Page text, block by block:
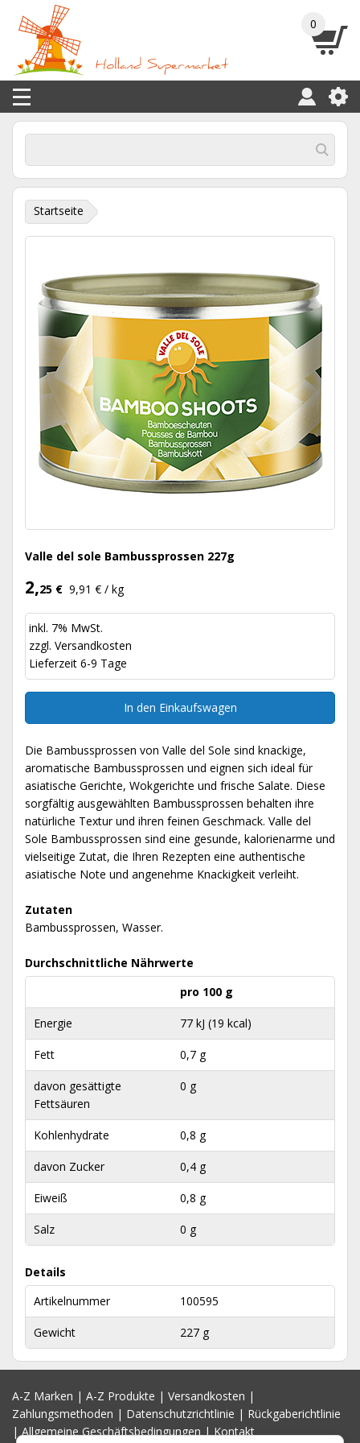
0
Startseite
Valle del sole Bambussprossen 227g
2,25 € 9,91 € / kg
inkl. 7% MwSt.
zzgl. Versandkosten
Lieferzeit 6-9 Tage
In den Einkaufswagen
Die Bambussprossen von Valle del Sole sind knackige,
aromatische Bambussprossen und eignen sich ideal für
asiatische Gerichte, Wokgerichte und frische Salate. Diese
sorgfältig ausgewählten Bambussprossen behalten ihre
natürliche Textur und ihren feinen Geschmack. Valle del
Sole Bambussprossen sind eine gesunde, kalorienarme und
vielseitige Zutat, die Ihren Rezepten eine authentische
asiatische Note und angenehme Knackigkeit verleiht.
Zutaten
Bambussprossen, Wasser.
Durchschnittliche Nährwerte
pro 100 g
Energie 77 kJ (19 kcal)
Fett 0,7 g
davon gesättigte
Fettsäuren
0 g
Kohlenhydrate 0,8 g
davon Zucker 0,4 g
Eiweiß 0,8 g
Salz 0 g
Details
Artikelnummer
100595
Gewicht 227 g
A-Z Marken | A-Z Produkte | Versandkosten |
Zahlungsmethoden | Datenschutzrichtlinie | Rückgaberichtlinie
|Allgemeine Geschäftsbedingungen|Kontakt